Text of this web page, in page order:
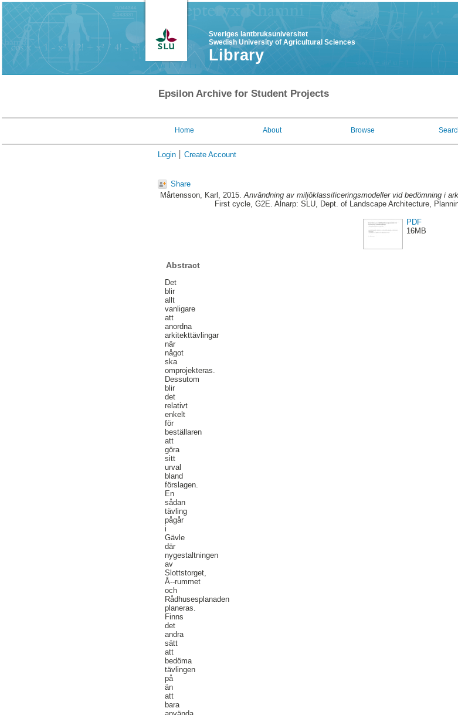
Sveriges lantbruksuniversitet
Swedish University of Agricultural Sciences
Library
Epsilon Archive for Student Projects
Home About Browse
Login Create Account
Share
Mårtensson, Karl , 2015.Användning av miljöklassificeringsmodeller vid bedömning i
First cycle, G2E. Alnarp: SLU, Dept. of Landscape Architecture,
PDF
16MB
Abstract
Det
blir
allt
vanligare
att
anordna
arkitekttävlingar
när
något
ska
omprojekteras.
Dessutom
blir
det
relativt
enkelt
för
beställaren
att
göra
sitt
urval
bland
förslagen.
En
sådan
tävling
pågår
i
Gävle
där
nygestaltningen
av
Slottstorget,
Å-­‐rummet
och
Rådhusesplanaden
planeras.
Finns
det
andra
sätt
att
bedöma
tävlingen
på
än
att
bara